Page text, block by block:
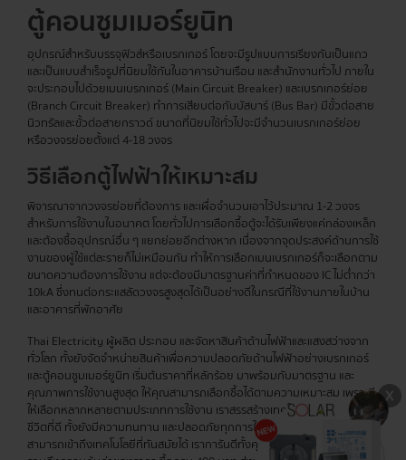
ตู้คอนซูมเมอร์ยูนิท
อุปกรณ์สำหรับบรรจุฟิวส์หรือเบรกเกอร์ โดยจะมีรูปแบบการเรียงกันเป็นแถว
และเป็นแบบสำเร็จรูปที่นิยมใช้กันในอาคารบ้านเรือน และสำนักงานทั่วไป ภายใน
จะประกอบไปด้วยเมนเบรกเกอร์ (Main Circuit Breaker) และเบรกเกอร์ย่อย
(Branch Circuit Breaker) ทำการเสียบต่อกับบัสบาร์ (Bus Bar) มีขั้วต่อสาย
นิวทรัลและขั้วต่อสายกราวด์ ขนาดที่นิยมใช้ทั่วไปจะมีจำนวนเบรกเกอร์ย่อย
หรือวงจรย่อยตั้งแต่ 4-18 วงจร
วิธีเลือกตู้ไฟฟ้าให้เหมาะสม
พิจารณาจากวงจรย่อยที่ต้องการ และเผื่อจำนวนเอาไว้ประมาณ 1-2 วงจร
สำหรับการใช้งานในอนาคต โดยทั่วไปการเลือกซื้อตู้จะได้รับเพียงแค่กล่องเหล็ก
และต้องซื้ออุปกรณ์อื่น ๆ แยกย่อยอีกต่างหาก เนื่องจากจุดประสงค์ด้านการใช้
งานของผู้ใช้แต่ละรายก็ไม่เหมือนกัน ทำให้การเลือกเมนเบรกเกอร์ก็จะเลือกตาม
ขนาดความต้องการใช้งาน แต่จะต้องมีมาตรฐานค่าที่กำหนดของ IC ไม่ต่ำกว่า
10kA ซึ่งทนต่อกระแสลัดวงจรสูงสุดได้เป็นอย่างดีในกรณีที่ใช้งานภายในบ้าน
และอาคารที่พักอาศัย
Thai Electricity ผู้ผลิต ประกอบ และจัดหาสินค้าด้านไฟฟ้าและแสงสว่างจาก
ทั่วโลก ทั้งยังจัดจำหน่ายสินค้าเพื่อความปลอดภัยด้านไฟฟ้าอย่างเบรกเกอร์
และตู้คอนซูมเมอร์ยูนิท เริ่มต้นราคาที่หลักร้อย มาพร้อมกับมาตรฐาน และ
คุณภาพการใช้งานสูงสุด ให้คุณสามารถเลือกซื้อได้ตามความเหมาะสม เพราะมี
ให้เลือกหลากหลายตามประเภทการใช้งาน เราสรรสร้างเทคโนโลยีเพื่อคุณภาพ
ชีวิตที่ดี ทั้งยังมีความทนทาน และปลอดภัยทุกการใช้งาน เพื่อให้ทุกท่าน
สามารถเข้าถึงเทคโนโลยีที่ทันสมัยได้ เราการันตีทั้งคุณภาพสินค้าอย่างดีเยี่ยม